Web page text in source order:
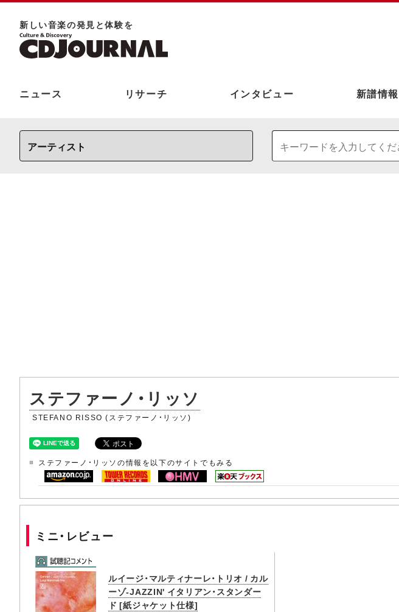
新しい⾳楽の発⾒と体験を
ニュース リサーチ インタビュー 新譜情報
ステファーノ・リッソ
STEFANO RISSO (ステファーノ・リッソ)
ステファーノ・リッソの情報を以下のサイトでもみる
ミニ・レビュー
ルイージ・マルティナーレ・トリオ / カル
ーゾ-JAZZIN' イタリアン・スタンダー
ド [紙ジャケット仕様]